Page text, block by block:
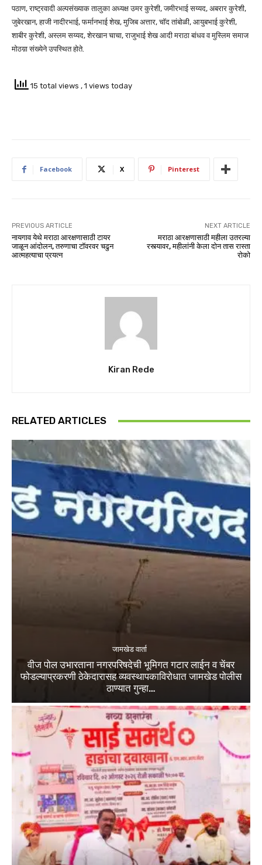
पठाण, राष्ट्रवादी अल्पसंख्याक तालुका अध्यक्ष उमर कुरेशी, जमीरभाई सय्यद, अबरार कुरेशी,
जुबेरखान, हाजी नादीरभाई, फर्मानभाई शेख, मुजिब अत्तार, चाॅद तांबोळी, आयुबभाई कुरेशी,
शाबीर कुरेशी, अस्लम सय्यद, शेरखान चाचा, राजुभाई शेख आदी मराठा बांधव व मुस्लिम समाज
मोठय़ा संख्येने उपस्थित होते.
15 total views , 1 views today
Facebook X Pinterest
PREVIOUS ARTICLE
नायगाव येथे मराठा आरक्षणासाठी टायर
जाळून आंदोलन, तरुणाचा टॉवरवर चढुन
आत्महत्याचा प्रयत्न
NEXT ARTICLE
मराठा आरक्षणासाठी महीला उतरल्या
रस्त्यावर, महीलांनी केला दोन तास रास्ता
रोको
Kiran Rede
RELATED ARTICLES
जामखेड वार्ता
वीज पोल उभारताना नगरपरिषदेची भूमिगत गटार लाईन व चेंबर
फोडल्याप्रकरणी ठेकेदारासह व्यवस्थापकाविरोधात जामखेड पोलीस
ठाण्यात गुन्हा…